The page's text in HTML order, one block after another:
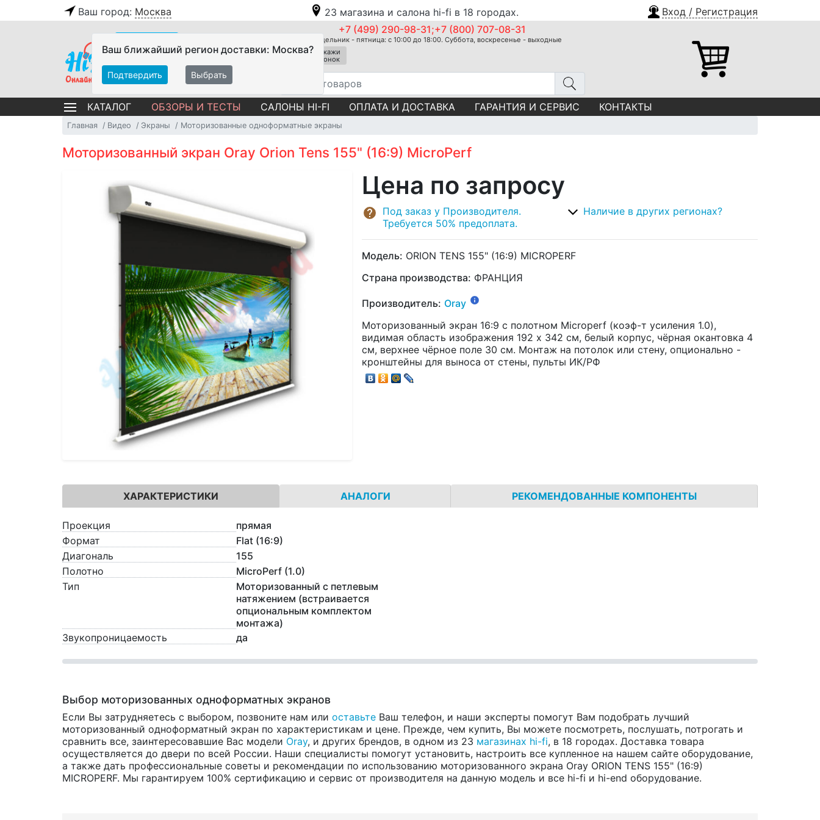
Ваш город: Москва 23 магазина и салона hi-fi в 18 городах. Вход / Регистрация
Ваш ближайший регион доставки: Москва?
Подтвердить Выбрать
+7 (499) 290-98-31;+7 (800) 707-08-31
Понедельник - пятница: с 10:00 до 18:00. Суббота, воскресенье - выходные
Закажи
звонок
КАТАЛОГ ОБЗОРЫ И ТЕСТЫ САЛОНЫ HI-FI ОПЛАТА И ДОСТАВКА ГАРАНТИЯ И СЕРВИС КОНТАКТЫ
Главная Видео Экраны Моторизованные одноформатные экраны
Моторизованный экран Oray Orion Tens 155" (16:9) MicroPerf
Цена по запросу
Под заказ у Производителя.
Требуется 50% предоплата.
Наличие в других регионах?
Модель: ORION TENS 155" (16:9) MICROPERF
Страна производства: ФРАНЦИЯ
Производитель: Oray
Моторизованный экран 16:9 с полотном Microperf (коэф-т усиления 1.0),
видимая область изображения 192 x 342 см, белый корпус, чёрная окантовка 4
см, верхнее чёрное поле 30 см. Монтаж на потолок или стену, опционально -
кронштейны для выноса от стены, пульты ИК/РФ
ХАРАКТЕРИСТИКИ АНАЛОГИ РЕКОМЕНДОВАННЫЕ КОМПОНЕНТЫ
Проекция
прямая
Формат
Flat (16:9)
Диагональ
155
Полотно
MicroPerf (1.0)
Тип
Моторизованный с петлевым
натяжением (встраивается
опциональным комплектом
монтажа)
Звукопроницаемость
да
Выбор моторизованных одноформатных экранов
Если Вы затрудняетесь с выбором, позвоните нам или оставьте Ваш телефон, и наши эксперты помогут Вам подобрать лучший
моторизованный одноформатный экран по характеристикам и цене. Прежде, чем купить, Вы можете посмотреть, послушать, потрогать и
сравнить все, заинтересовавшие Вас модели Oray, и других брендов, в одном из 23 магазинах hi-fi, в 18 городах. Доставка товара
осуществляется до двери по всей России. Наши специалисты помогут установить, настроить все купленное на нашем сайте оборудование,
а также дать профессиональные советы и рекомендации по использованию моторизованного экрана Oray ORION TENS 155" (16:9)
MICROPERF. Мы гарантируем 100% сертификацию и сервис от производителя на данную модель и все hi-fi и hi-end оборудование.